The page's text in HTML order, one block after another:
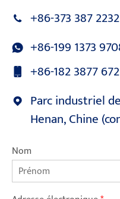
+86-373 387 2232
+86-199 1373
+86-182 3877
Parc industriel
Henan, Chine
Nom